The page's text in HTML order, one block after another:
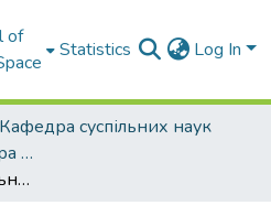
of
Statistics Log In
Кафедра суспільних наук
Наукові праці. Кафедра суспільних наук
Особливості національно-культурного становища західних білорусів у Польщі у 1930-х рр.